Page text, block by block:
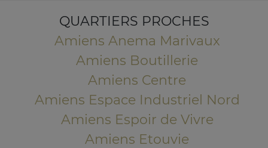
QUARTIERS PROCHES
Amiens Anema Marivaux
Amiens Boutillerie
Amiens Centre
Amiens Espace Industriel Nord
Amiens Espoir de Vivre
Amiens Etouvie